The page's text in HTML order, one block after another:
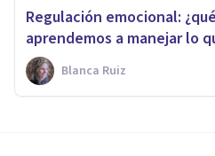
Regulación emocional:
aprendemos a manejar lo
Blanca Ruiz